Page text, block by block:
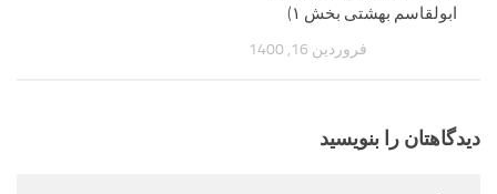
ابولقاسم بهشتی بخش ۱)
فروردین 16, 1400
دیدگاهتان را بنویسید